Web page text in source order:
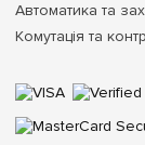
Автоматика та
Комутація та